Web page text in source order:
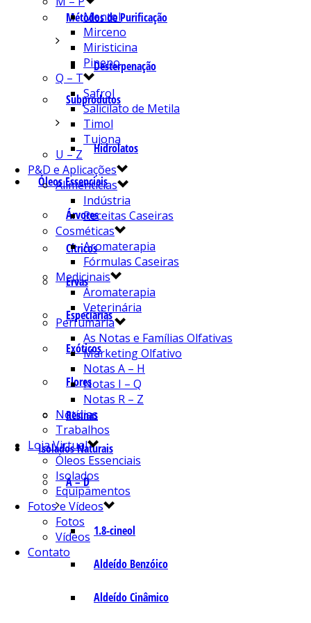
Métodos de Purificação
Desterpenação
Subprodutos
Hidrolatos
Óleos Essenciais
Árvores
Cítricos
Ervas
Especiarias
Exóticos
Flores
Resinas
Isolados Naturais
A – D
1.8-cineol
Aldeído Benzóico
Aldeído Cinâmico
Mentol
Mirceno
Miristicina
Pineno
Q – T
Safrol
Salicilato de Metila
Timol
Tujona
U – Z
P&D e Aplicações
Alimentícias
Indústria
Receitas Caseiras
Cosméticas
Aromaterapia
Fórmulas Caseiras
Medicinais
Aromaterapia
Veterinária
Perfumaria
As Notas e Famílias Olfativas
Marketing Olfativo
Notas A – H
Notas I – Q
Notas R – Z
Notícias
Trabalhos
Loja Virtual
Óleos Essenciais
Isolados
Equipamentos
Fotos e Vídeos
Fotos
Vídeos
Contato